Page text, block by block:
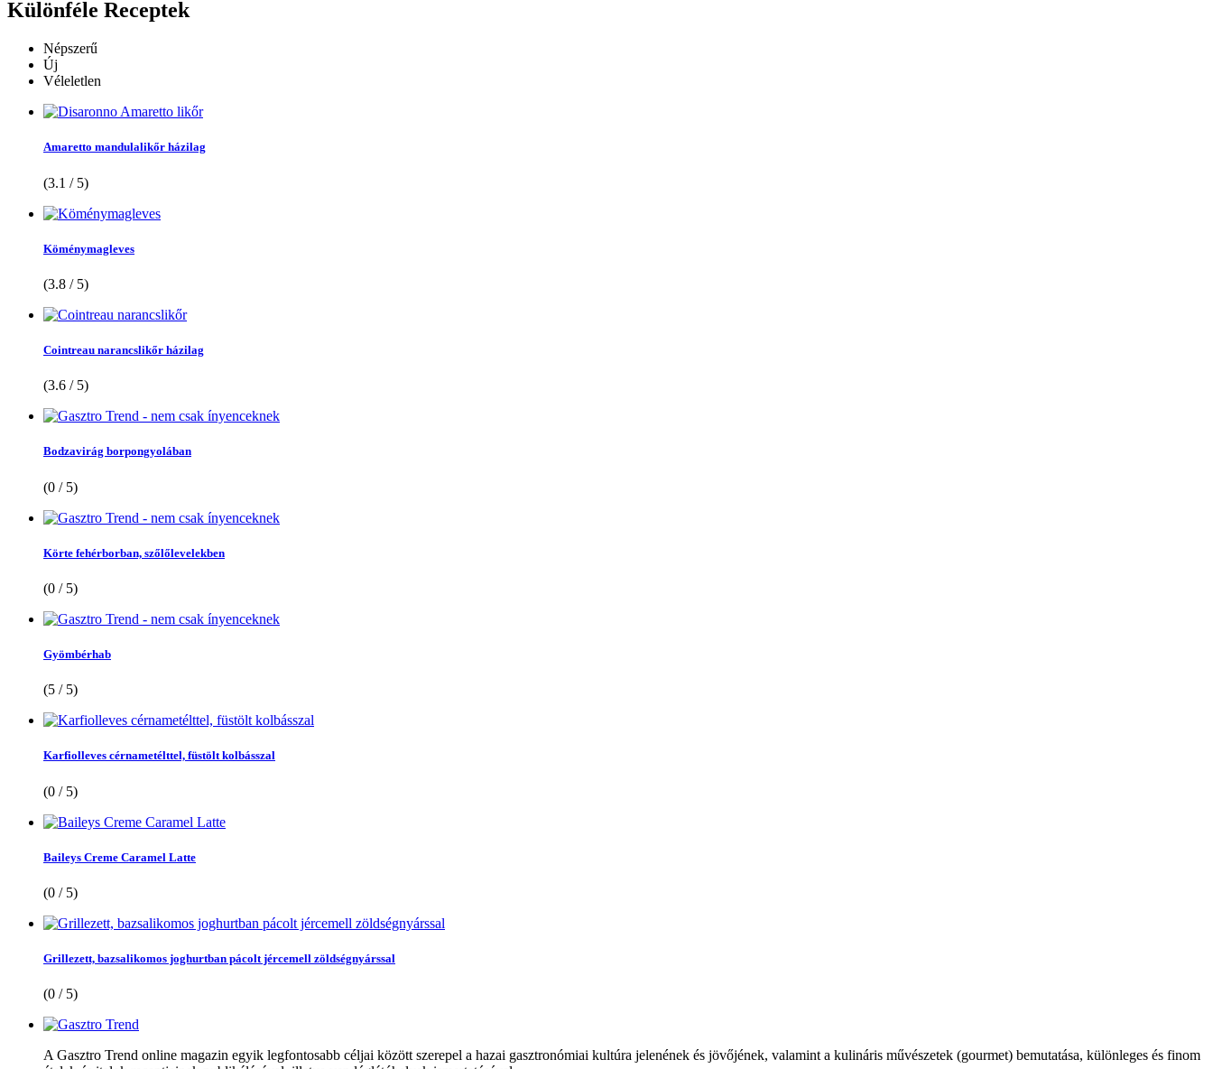
Különféle Receptek
Népszerű
Új
Véleletlen
Amaretto mandulalikőr házilag
(3.1 / 5)
Köménymagleves
(3.8 / 5)
Cointreau narancslikőr házilag
(3.6 / 5)
Bodzavirág borpongyolában
(0 / 5)
Körte fehérborban, szőlőlevelekben
(0 / 5)
Gyömbérhab
(5 / 5)
Karfiolleves cérnametélttel, füstölt kolbásszal
(0 / 5)
Baileys Creme Caramel Latte
(0 / 5)
Grillezett, bazsalikomos joghurtban pácolt jércemell zöldségnyárssal
(0 / 5)
A Gasztro Trend online magazin egyik legfontosabb céljai között szerepel a hazai gasztronómiai kultúra jelenének és jövőjének, valamint a kulináris művészetek (gourmet) bemutatása, különleges és finom